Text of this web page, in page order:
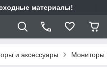
материалы!
и аксессуары Мониторы